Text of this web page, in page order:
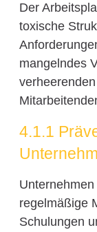
Der
toxische
mangelndes
4.1.1
regelmäßige
Schulungen